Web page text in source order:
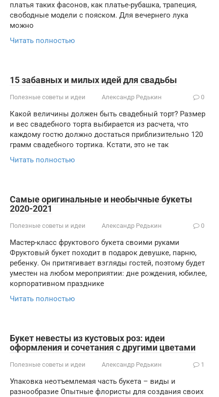
платья таких фасонов, как платье-рубашка, трапеция,
свободные модели с пояском. Для вечернего лука
можно
Читать полностью
15 забавных и милых идей для свадьбы
Полезные советы и идеи Александр Редькин 0
Какой величины должен быть свадебный торт? Размер
и вес свадебного торта выбирается из расчета, что
каждому гостю должно достаться приблизительно 120
грамм свадебного тортика. Кстати, это не так
Читать полностью
Самые оригинальные и необычные букеты
2020-2021
Полезные советы и идеи Александр Редькин 0
Мастер-класс фруктового букета своими руками
Фруктовый букет походит в подарок девушке, парню,
ребенку. Он притягивает взгляды гостей, поэтому будет
уместен на любом мероприятии: дне рождения, юбилее,
корпоративном празднике
Читать полностью
Букет невесты из кустовых роз: идеи
оформления и сочетания с другими цветами
Полезные советы и идеи Александр Редькин 1
Упаковка неотъемлемая часть букета – виды и
разнообразие Опытные флористы для создания своих